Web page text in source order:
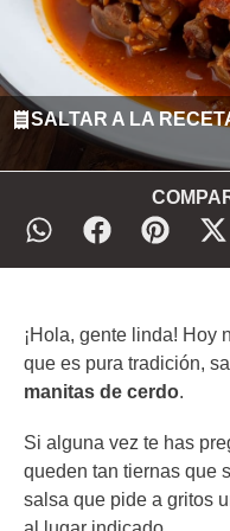
SALTAR A LA
¡Hola, gente linda! Hoy
que es pura tradición,
manitas de cerdo.
Si alguna vez te has
queden tan tiernas que
salsa que pide a gritos